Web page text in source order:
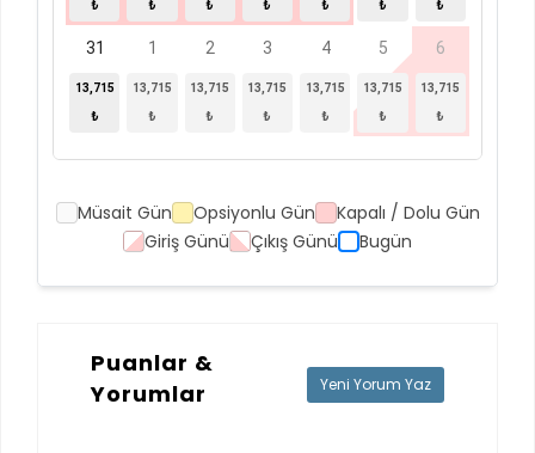
₺ ₺ ₺ ₺ ₺ ₺ ₺
31
13,715
₺
1
13,715
₺
2
13,715
₺
3
13,715
₺
4
13,715
₺
5
13,715
₺
6
13,715
₺
Müsait Gün Opsiyonlu Gün
Kapalı / Dolu Gün
Giriş Günü
Çıkış Günü Bugün
Puanlar &
Yorumlar
Yeni Yorum Yaz